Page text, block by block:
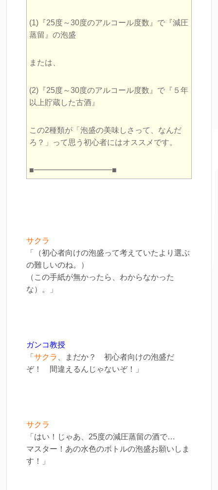
(1)『25度～30度のアルコール度数』で『減圧
蒸留』の泡盛
または、
(2)『25度～30度のアルコール度数』で『５年
以上貯蔵した古酒』
この2種類が「泡盛の美味しさって、なんだ
ろ？」って思う初心者にはオススメです。
■━━━━━━━━━━■
サクラ
「（初心者向けの泡盛って考えていたより選ぶ
の難しいのね。）
（この手紙が無かったら、わからなかった
な）。」
ガンコ教授
「サクラ
、まだか？ 初心者向けの泡盛だ
ぞ！ 間違えるんじゃないぞ！」
サクラ
「はい！じゃあ、25度の減圧蒸留の酒で…
マスター！あの水色のボトルの泡盛お願いしま
す！」